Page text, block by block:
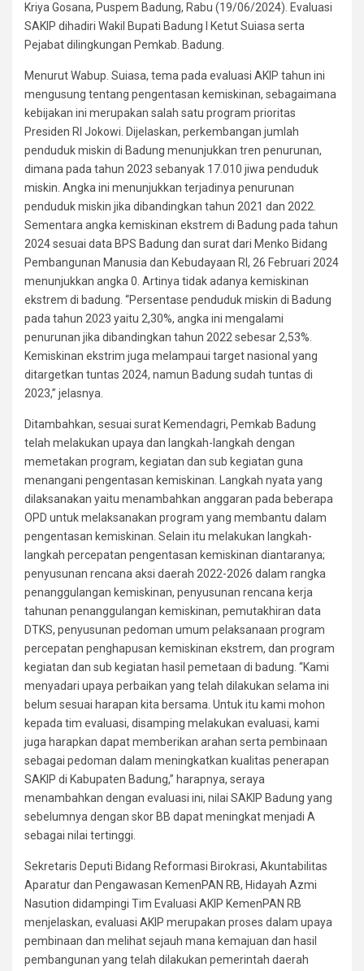
Kriya Gosana, Puspem Badung, Rabu (19/06/2024). Evaluasi
SAKIP dihadiri Wakil Bupati Badung I Ketut Suiasa serta
Pejabat dilingkungan Pemkab. Badung.
Menurut Wabup. Suiasa, tema pada evaluasi AKIP tahun ini
mengusung tentang pengentasan kemiskinan, sebagaimana
kebijakan ini merupakan salah satu program prioritas
Presiden RI Jokowi. Dijelaskan, perkembangan jumlah
penduduk miskin di Badung menunjukkan tren penurunan,
dimana pada tahun 2023 sebanyak 17.010 jiwa penduduk
miskin. Angka ini menunjukkan terjadinya penurunan
penduduk miskin jika dibandingkan tahun 2021 dan 2022.
Sementara angka kemiskinan ekstrem di Badung pada tahun
2024 sesuai data BPS Badung dan surat dari Menko Bidang
Pembangunan Manusia dan Kebudayaan RI, 26 Februari 2024
menunjukkan angka 0. Artinya tidak adanya kemiskinan
ekstrem di badung. “Persentase penduduk miskin di Badung
pada tahun 2023 yaitu 2,30%, angka ini mengalami
penurunan jika dibandingkan tahun 2022 sebesar 2,53%.
Kemiskinan ekstrim juga melampaui target nasional yang
ditargetkan tuntas 2024, namun Badung sudah tuntas di
2023,” jelasnya.
Ditambahkan, sesuai surat Kemendagri, Pemkab Badung
telah melakukan upaya dan langkah-langkah dengan
memetakan program, kegiatan dan sub kegiatan guna
menangani pengentasan kemiskinan. Langkah nyata yang
dilaksanakan yaitu menambahkan anggaran pada beberapa
OPD untuk melaksanakan program yang membantu dalam
pengentasan kemiskinan. Selain itu melakukan langkah-
langkah percepatan pengentasan kemiskinan diantaranya;
penyusunan rencana aksi daerah 2022-2026 dalam rangka
penanggulangan kemiskinan, penyusunan rencana kerja
tahunan penanggulangan kemiskinan, pemutakhiran data
DTKS, penyusunan pedoman umum pelaksanaan program
percepatan penghapusan kemiskinan ekstrem, dan program
kegiatan dan sub kegiatan hasil pemetaan di badung. “Kami
menyadari upaya perbaikan yang telah dilakukan selama ini
belum sesuai harapan kita bersama. Untuk itu kami mohon
kepada tim evaluasi, disamping melakukan evaluasi, kami
juga harapkan dapat memberikan arahan serta pembinaan
sebagai pedoman dalam meningkatkan kualitas penerapan
SAKIP di Kabupaten Badung,” harapnya, seraya
menambahkan dengan evaluasi ini, nilai SAKIP Badung yang
sebelumnya dengan skor BB dapat meningkat menjadi A
sebagai nilai tertinggi.
Sekretaris Deputi Bidang Reformasi Birokrasi, Akuntabilitas
Aparatur dan Pengawasan KemenPAN RB, Hidayah Azmi
Nasution didampingi Tim Evaluasi AKIP KemenPAN RB
menjelaskan, evaluasi AKIP merupakan proses dalam upaya
pembinaan dan melihat sejauh mana kemajuan dan hasil
pembangunan yang telah dilakukan pemerintah daerah